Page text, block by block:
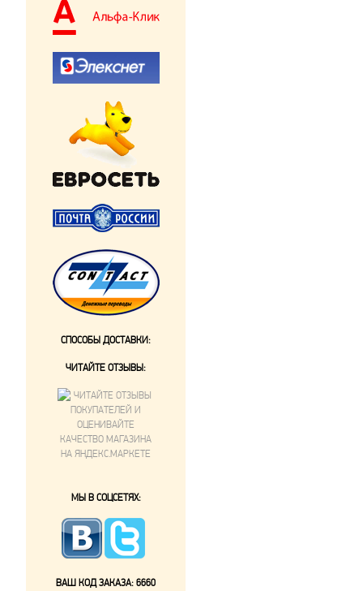
СПОСОБЫ ДОСТАВКИ:
ЧИТАЙТЕ ОТЗЫВЫ:
МЫ В СОЦСЕТЯХ:
ВАШ КОД ЗАКАЗА: 6660